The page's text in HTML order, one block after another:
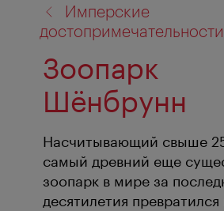
Имперские
достопримечательности
Зоопарк
Шёнбрунн
Насчитывающий свыше
самый древний еще
зоопарк в мире за
десятилетия